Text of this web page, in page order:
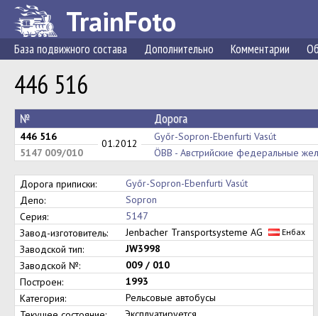
TrainFoto
База подвижного состава Дополнительно Комментарии
446 516
№ Дорога
446 516
01.2012
Győr-Sopron-Ebenfurti Vasút
5147 009/010
ÖBB - Австрийские федеральные
Дорога приписки:
Győr-Sopron-Ebenfurti Vasút
Депо:
Sopron
Серия:
5147
Завод-изготовитель:
Jenbacher Transportsysteme AG Енбах
Заводской тип:
JW3998
Заводской №:
009 / 010
Построен:
1993
Категория:
Рельсовые автобусы